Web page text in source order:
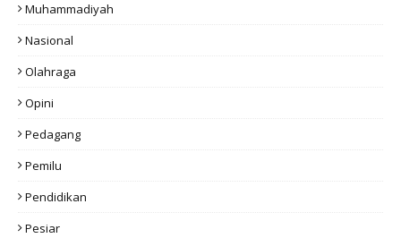
Muhammadiyah
Nasional
Olahraga
Opini
Pedagang
Pemilu
Pendidikan
Pesiar